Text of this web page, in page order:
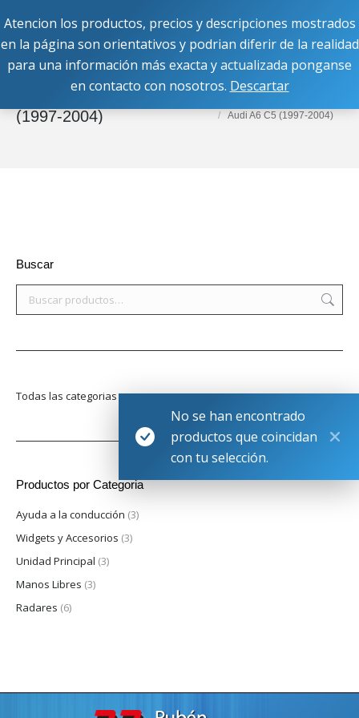
Buscar:
(1997-2004)
Audi A6 C5 (1997-2004)
No se han encontrado
productos que coincidan
con tu selección.
Buscar
Todas las categorias
Productos por Categoria
Ayuda a la conducción (3)
Widgets y Accesorios (3)
Unidad Principal (3)
Manos Libres (3)
Radares (6)
Atencion los productos, precios y descripciones mostrados
en la página son orientativos y podrian diferir de la realidad
para una información más exacta y actualizada ponganse
en contacto con nosotros. Descartar